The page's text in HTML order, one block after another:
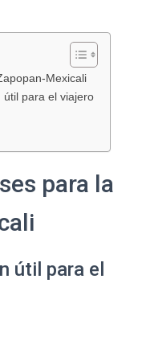
Mexicali
útil para el viajero
para la
útil para el